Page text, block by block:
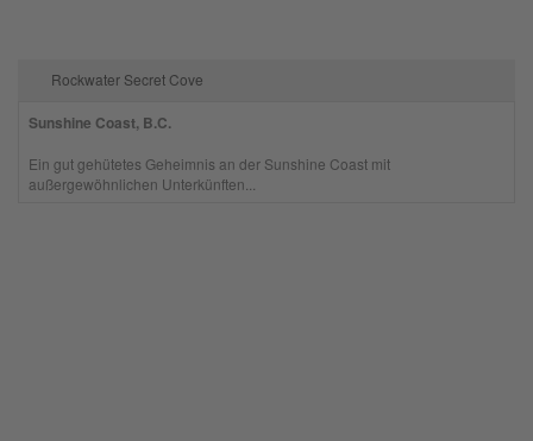
Rockwater Secret Cove
Sunshine Coast, B.C.
Ein gut gehütetes Geheimnis an der Sunshine Coast mit
außergewöhnlichen Unterkünften...